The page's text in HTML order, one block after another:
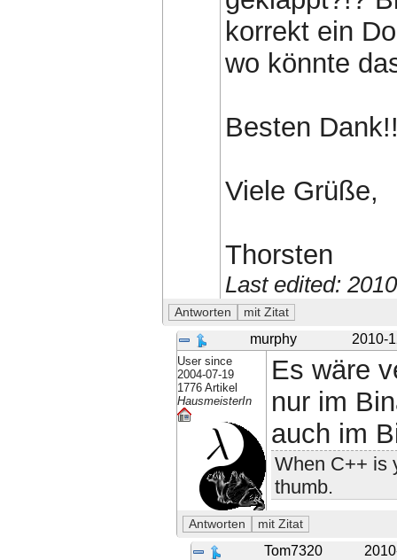
korrekt ein
wo könnte
Besten
Viele Grüße,
Thorsten
Last edited:
murphy 2010-
User since
2004-07-19
1776 Artikel
HausmeisterIn
Es wäre
nur im
auch im
When C++ is
thumb.
Tom7320